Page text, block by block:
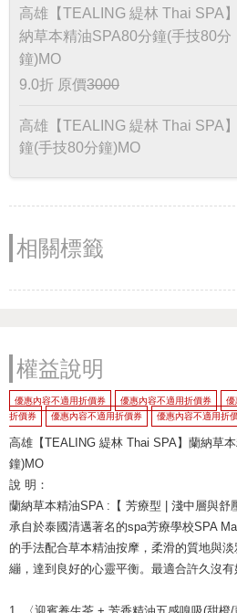
高雄【TEALING 緹林 Thai SPA
納草本精油SPA80分鐘(手技80分
鐘)MO
9.0折 原價3000
高雄【TEALING 緹林 Thai SPA
鐘(手技80分鐘)MO
相關標籤
權益說明
優惠內容不適用折價券 優惠內容不適用折價券 優
折價券
優惠內容不適用折價券 優惠內容不適用折
高雄【TEALING 緹林 Thai SPA】蘭納草
鐘)MO
說 明：
蘭納草本精油SPA :【 芳療型 | 淺中層與舒
承自於泰國清邁著名的spa芳療學校SPA
的手法配合草本精油按摩，柔滑的質地與
繃，達到良好的心靈平衡。最適合許久沒有